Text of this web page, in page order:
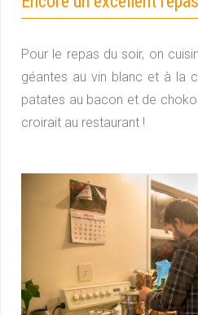
Pour le repas du soir, on
géantes au vin blanc et à la
patates au bacon et de
croirait au restaurant !